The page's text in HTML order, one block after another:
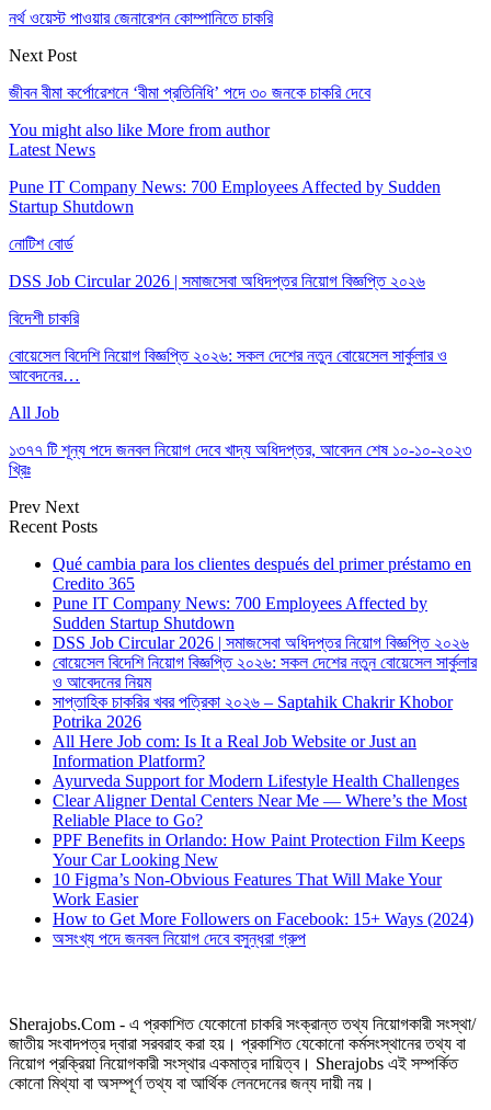
নর্থ ওয়েস্ট পাওয়ার জেনারেশন কোম্পানিতে চাকরি
Next Post
জীবন বীমা কর্পোরেশনে ‘বীমা প্রতিনিধি’ পদে ৩০ জনকে চাকরি দেবে
You might also like More from author
Latest News
Pune IT Company News: 700 Employees Affected by Sudden
Startup Shutdown
নোটিশ বোর্ড
DSS Job Circular 2026 | সমাজসেবা অধিদপ্তর নিয়োগ বিজ্ঞপ্তি ২০২৬
বিদেশী চাকরি
বোয়েসেল বিদেশি নিয়োগ বিজ্ঞপ্তি ২০২৬: সকল দেশের নতুন বোয়েসেল সার্কুলার ও
আবেদনের…
All Job
১৩৭৭ টি শূন্য পদে জনবল নিয়োগ দেবে খাদ্য অধিদপ্তর, আবেদন শেষ ১০-১০-২০২৩
খ্রিঃ
Prev Next
Recent Posts
Qué cambia para los clientes después del primer préstamo en
Credito 365
Pune IT Company News: 700 Employees Affected by
Sudden Startup Shutdown
DSS Job Circular 2026 | সমাজসেবা অধিদপ্তর নিয়োগ বিজ্ঞপ্তি ২০২৬
বোয়েসেল বিদেশি নিয়োগ বিজ্ঞপ্তি ২০২৬: সকল দেশের নতুন বোয়েসেল সার্কুলার
ও আবেদনের নিয়ম
সাপ্তাহিক চাকরির খবর পত্রিকা ২০২৬ – Saptahik Chakrir Khobor
Potrika 2026
All Here Job com: Is It a Real Job Website or Just an
Information Platform?
Ayurveda Support for Modern Lifestyle Health Challenges
Clear Aligner Dental Centers Near Me — Where’s the Most
Reliable Place to Go?
PPF Benefits in Orlando: How Paint Protection Film Keeps
Your Car Looking New
10 Figma’s Non-Obvious Features That Will Make Your
Work Easier
How to Get More Followers on Facebook: 15+ Ways (2024)
অসংখ্য পদে জনবল নিয়োগ দেবে বসুন্ধরা গ্রুপ
Sherajobs.Com - এ প্রকাশিত যেকোনো চাকরি সংক্রান্ত তথ্য নিয়োগকারী সংস্থা/
জাতীয় সংবাদপত্র দ্বারা সরবরাহ করা হয়। প্রকাশিত যেকোনো কর্মসংস্থানের তথ্য বা
নিয়োগ প্রক্রিয়া নিয়োগকারী সংস্থার একমাত্র দায়িত্ব। Sherajobs এই সম্পর্কিত
কোনো মিথ্যা বা অসম্পূর্ণ তথ্য বা আর্থিক লেনদেনের জন্য দায়ী নয়।